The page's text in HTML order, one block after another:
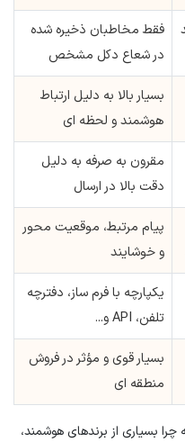
فقط مخاطبان ذخیره شده
در شعاع دکل مشخص
بسیار بالا به دلیل ارتباط
هوشمند و لحظه ای
مقرون به صرفه به دلیل
دقت بالا در ارسال
پیام مرتبط، موقعیت محور
و خوشایند
یکپارچه با فرم ساز، دفترچه
تلفن، API و...
بسیار قوی و مؤثر در فروش
منطقه ای
بسیاری از برندهای هوشمند،